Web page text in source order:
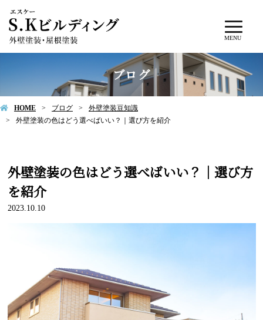
MENU
ブログ
HOME ブログ
外壁塗装豆知識
外壁塗装の色はどう選べばいい？｜選び方を紹介
外壁塗装の色はどう選べばいい？｜選び方
を紹介
2023.10.10